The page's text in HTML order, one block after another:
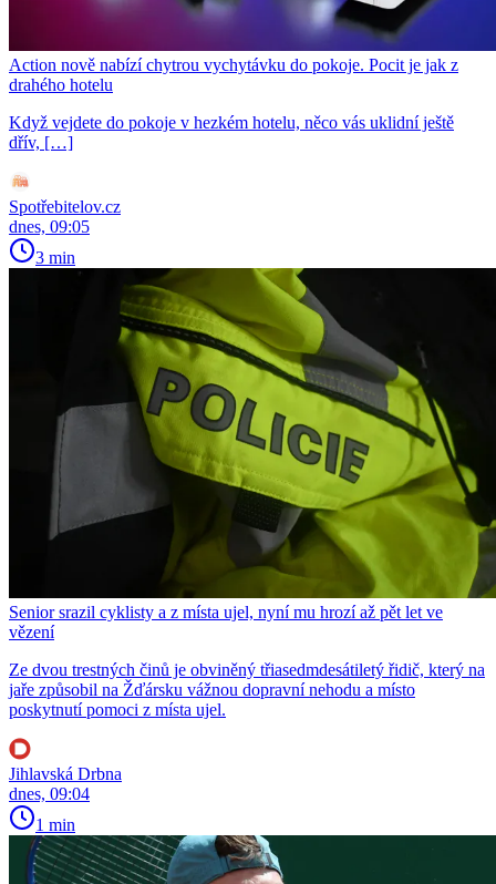
Action nově nabízí chytrou vychytávku do pokoje. Pocit je jak z
drahého hotelu
Když vejdete do pokoje v hezkém hotelu, něco vás uklidní ještě
dřív, […]
Spotřebitelov.cz
dnes, 09:05
3 min
Senior srazil cyklisty a z místa ujel, nyní mu hrozí až pět let ve
vězení
Ze dvou trestných činů je obviněný třiasedmdesátiletý řidič, který na
jaře způsobil na Žďársku vážnou dopravní nehodu a místo
poskytnutí pomoci z místa ujel.
Jihlavská Drbna
dnes, 09:04
1 min